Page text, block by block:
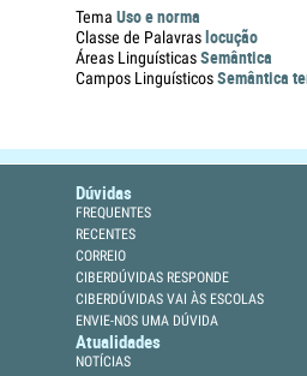
Tema Uso e norma
Classe de Palavraslocução
Áreas LinguísticasSemântica
Campos LinguísticosSemântica
Dúvidas
FREQUENTES
RECENTES
CORREIO
CIBERDÚVIDAS RESPONDE
CIBERDÚVIDAS VAI ÀS ESCOLAS
ENVIE-NOS UMA DÚVIDA
Atualidades
NOTÍCIAS